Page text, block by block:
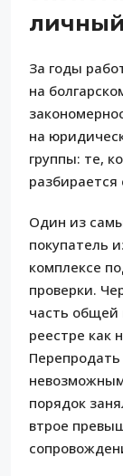
За годы
на
на
группы: те,
разбирается
Один из
покупатель
комплексе
проверки.
часть общей
реестре как
порядок
втрое